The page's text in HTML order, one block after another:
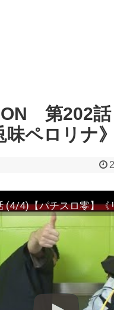
第202話
ペロリナ》